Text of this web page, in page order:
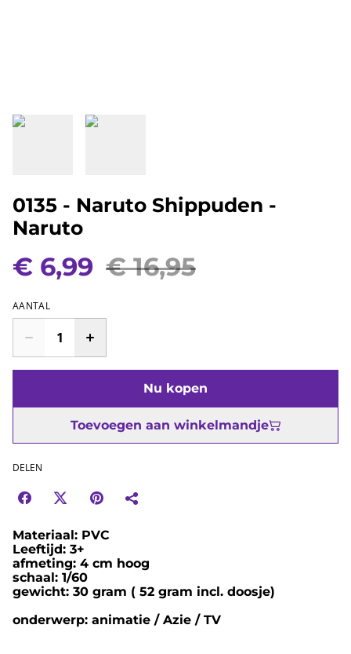
0135 - Naruto Shippuden -
Naruto
€ 6,99 € 16,95
AANTAL
Nu kopen
Toevoegen aan winkelmandje
DELEN
Materiaal: PVC
Leeftijd: 3+
afmeting: 4 cm hoog
schaal: 1/60
gewicht: 30 gram ( 52 gram incl. doosje)
onderwerp: animatie / Azie / TV